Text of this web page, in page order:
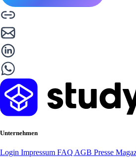
Unternehmen
Login Impressum FAQ AGB Presse